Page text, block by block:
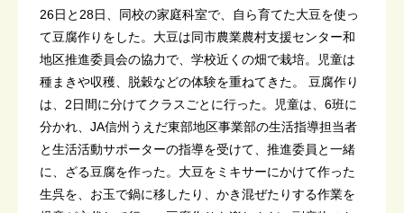
26日と28日、同校の家庭科室で、自ら育てた大豆を使っ
て豆腐作りをした。大豆は同市農業農村支援センター和
地区推進委員会の協力で、学校近くの畑で栽培。児童は
種まきや収穫、脱穀などの体験を重ねてきた。 豆腐作り
は、2日間に分けてクラスごとに行った。児童は、6班に
分かれ、JA信州うえだ東部地区事業部の生活指導担当者
と生活活動サポーターの指導を受けて、推進委員と一緒
に、ざる豆腐を作った。大豆をミキサーにかけて作った
生呉を、お玉で鍋に移したり、かき混ぜたりする作業を